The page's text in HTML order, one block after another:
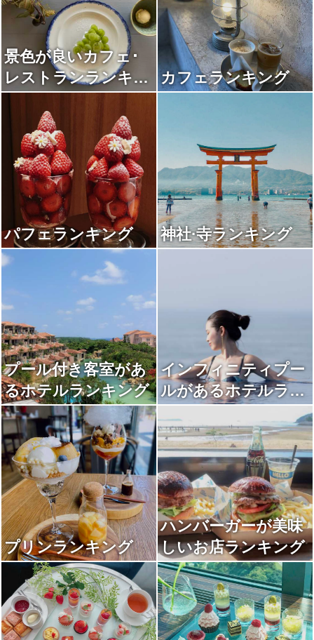
景色が良いカフェ･
レストランランキン
グ
カフェランキング
パフェランキング 神社·寺ランキング
プール付き客室があ
るホテルランキング
インフィニティプー
ルがあるホテルラン
キング
プリンランキング
ハンバーガーが美味
しいお店ランキング